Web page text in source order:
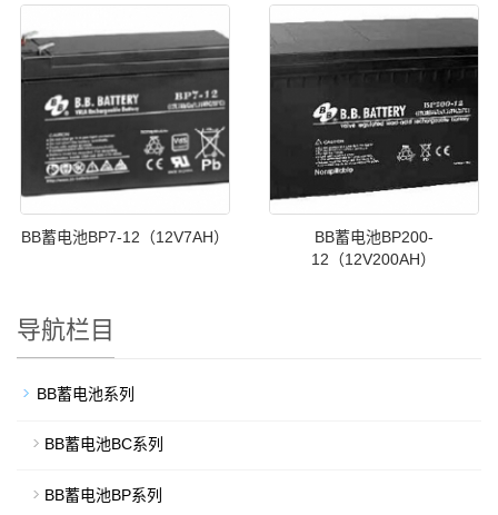
BB蓄电池BP7-12（12V7AH）
BB蓄电池BP200-
12（12V200AH）
导航栏目
BB蓄电池系列
BB蓄电池BC系列
BB蓄电池BP系列